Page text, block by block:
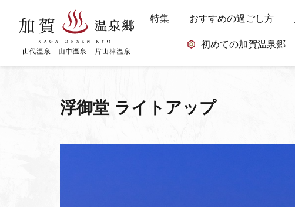
特集 おすすめの過ごし方
初めての加賀温泉郷
浮御堂 ライトアップ